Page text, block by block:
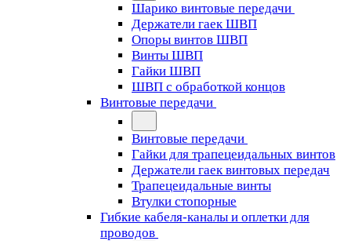
Шарико винтовые передачи
Держатели гаек ШВП
Опоры винтов ШВП
Винты ШВП
Гайки ШВП
ШВП с обработкой концов
Винтовые передачи
Винтовые передачи
Гайки для трапецеидальных винтов
Держатели гаек винтовых передач
Трапецеидальные винты
Втулки стопорные
Гибкие кабеля-каналы и оплетки для
проводов